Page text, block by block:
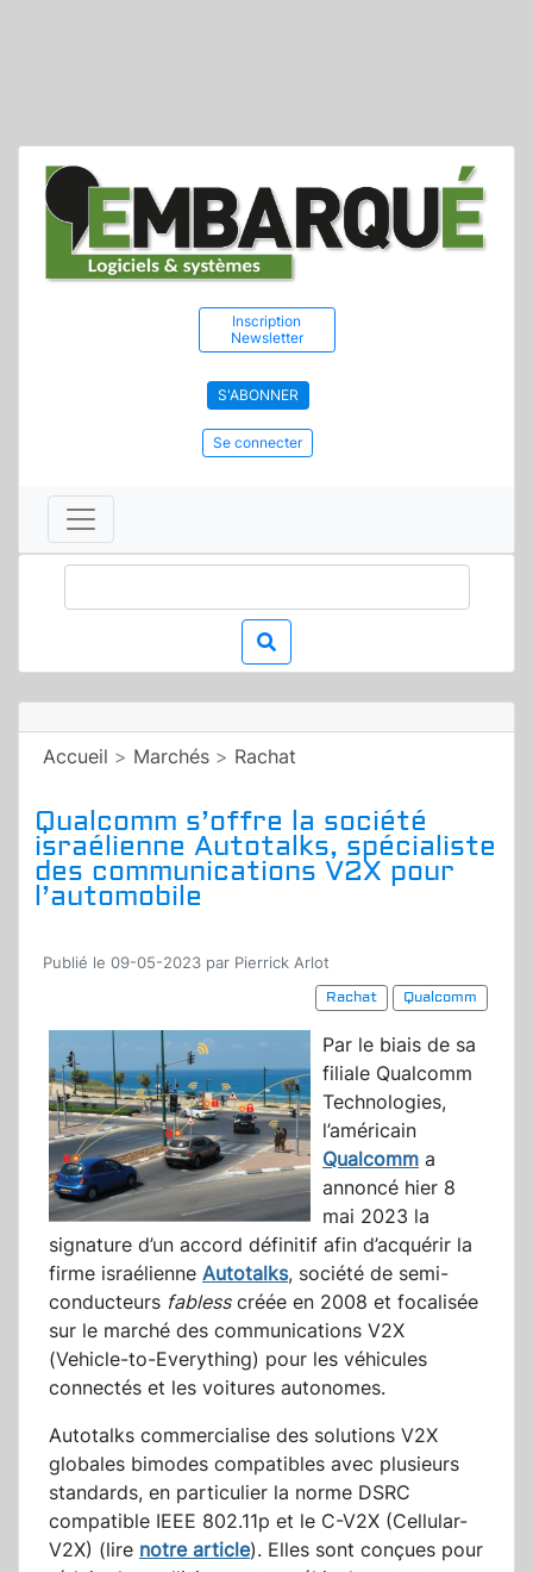
Inscription
Newsletter
S'ABONNER
Se connecter
Accueil > Marchés > Rachat
Qualcomm s’offre la société
israélienne Autotalks, spécialiste
des communications V2X pour
l’automobile
Publié le 09-05-2023 par Pierrick Arlot
Rachat
Qualcomm
Par le biais de sa
filiale Qualcomm
Technologies,
l’américain
Qualcomm a
annoncé hier 8
mai 2023 la
signature d’un accord définitif afin d’acquérir la
firme israélienne Autotalks, société de semi-
conducteurs fablesscréée en 2008 et focalisée
sur le marché des communications V2X
(Vehicle-to-Everything) pour les véhicules
connectés et les voitures autonomes.
Autotalks commercialise des solutions V2X
globales bimodes compatibles avec plusieurs
standards, en particulier la norme DSRC
compatible IEEE 802.11p et le C-V2X (Cellular-
V2X) (lire notre article). Elles sont conçues pour